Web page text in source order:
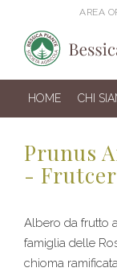
AREA
HOME CHI
Prunus
-
Albero da frutto
famiglia delle
chioma